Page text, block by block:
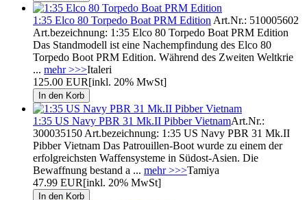
1:35 Elco 80 Torpedo Boat PRM Edition Art.Nr.: 510005602
Art.bezeichnung: 1:35 Elco 80 Torpedo Boat PRM Edition
Das Standmodell ist eine Nachempfindung des Elco 80
Torpedo Boot PRM Edition. Während des Zweiten Weltkrie
... mehr >>>Italeri
125.00 EUR[inkl. 20% MwSt]
1:35 US Navy PBR 31 Mk.II Pibber VietnamArt.Nr.:
300035150 Art.bezeichnung: 1:35 US Navy PBR 31 Mk.II
Pibber Vietnam Das Patrouillen-Boot wurde zu einem der
erfolgreichsten Waffensysteme in Südost-Asien. Die
Bewaffnung bestand a ... mehr >>>Tamiya
47.99 EUR[inkl. 20% MwSt]